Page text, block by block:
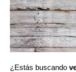
¿Estás buscando